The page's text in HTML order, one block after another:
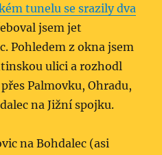
tunelu se srazily dva
jsem jet
Pohledem z okna jsem
ulici a rozhodl
Palmovku, Ohradu,
na Jižní spojku.
na Bohdalec (asi